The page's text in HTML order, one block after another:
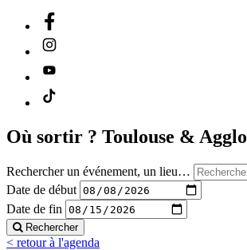
Où sortir ? Toulouse & Agglo
Rechercher un événement, un lieu…
Date de début
Date de fin
Rechercher
< retour à l'agenda